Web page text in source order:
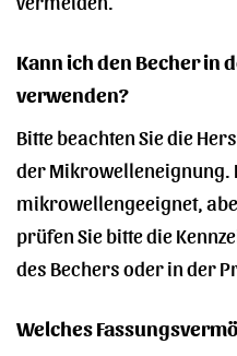
Kann ich den Becher in
verwenden?
Bitte beachten Sie die
der Mikrowelleneignung.
mikrowellengeeignet,
prüfen Sie bitte die
des Bechers oder in der
Welches